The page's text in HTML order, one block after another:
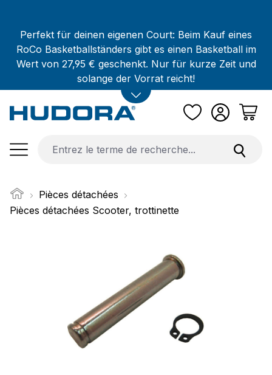
Perfekt für deinen eigenen Court: Beim Kauf eines
RoCo Basketballständers gibt es einen Basketball im
Wert von 27,95 € geschenkt. Nur für kurze Zeit und
solange der Vorrat reicht!
Pièces détachées
Pièces détachées Scooter, trottinette